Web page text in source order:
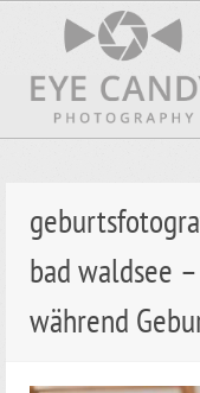
bad waldsee
während